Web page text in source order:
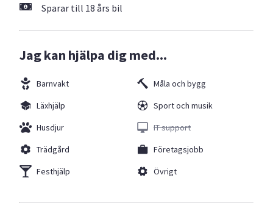
Sparar till 18 års bil
Jag kan hjälpa dig med...
Barnvakt
Läxhjälp
Husdjur
Trädgård
Festhjälp
Måla och bygg
Sport och musik
IT support
Företagsjobb
Övrigt